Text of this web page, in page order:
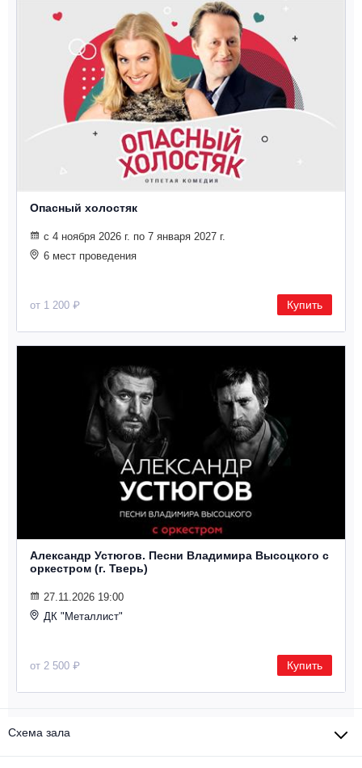
Опасный холостяк
с 4 ноября 2026 г. по 7 января 2027 г.
6 мест проведения
от 1 200 ₽ Купить
Александр Устюгов. Песни Владимира Высоцкого с
оркестром (г. Тверь)
27.11.2026 19:00
ДК "Металлист"
от 2 500 ₽ Купить
Схема зала